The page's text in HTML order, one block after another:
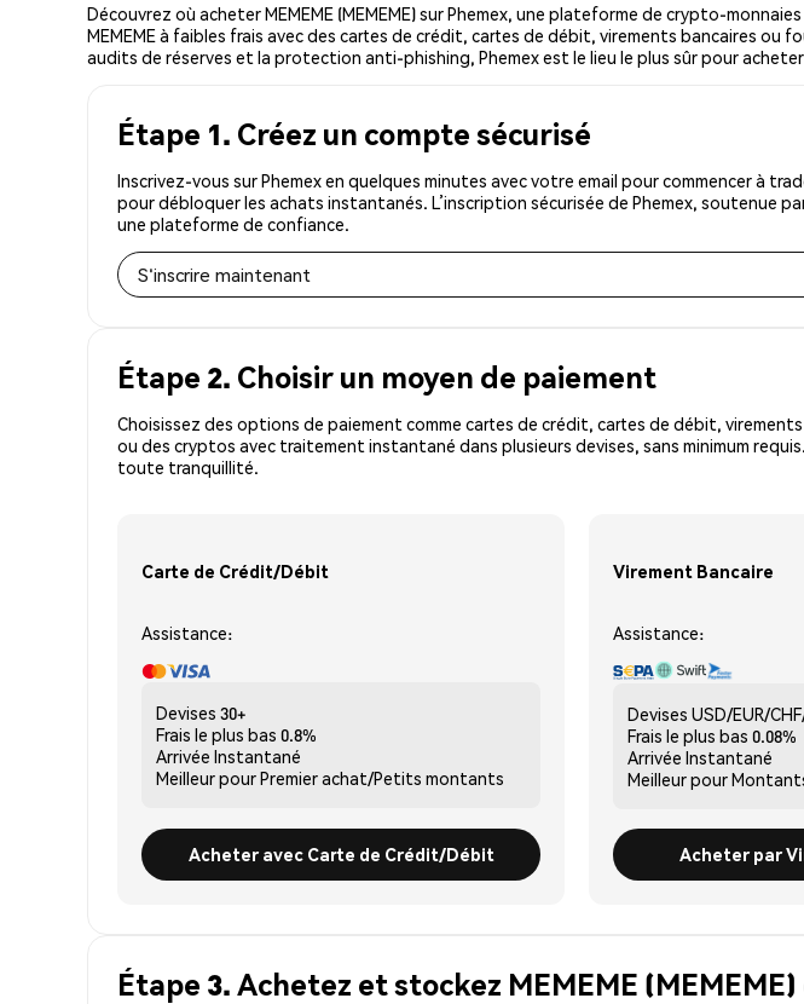
Découvrez où acheter MEMEME (MEMEME) sur Phemex, une plateforme de crypto-
MEMEME à faibles frais avec des cartes de crédit, cartes de débit, virements bancaires ou
audits de réserves et la protection anti-phishing, Phemex est le lieu le plus sûr pour
Étape 1. Créez un compte sécurisé
Inscrivez-vous sur Phemex en quelques minutes avec votre email pour commencer à
pour débloquer les achats instantanés. L’inscription sécurisée de Phemex, soutenue
une plateforme de confiance.
S'inscrire maintenant
Étape 2. Choisir un moyen de paiement
Choisissez des options de paiement comme cartes de crédit, cartes de débit,
ou des cryptos avec traitement instantané dans plusieurs devises, sans minimum
toute tranquillité.
Carte de Crédit/Débit
Assistance:
Devises 30+
Frais le plus bas 0.8%
Arrivée Instantané
Meilleur pourPremier achat/Petits montants
Acheter avec Carte de Crédit/Débit
Virement Bancaire
Assistance:
Devises USD/EUR/
Frais le plus bas 0.08%
Arrivée Instantané
Meilleur pour
Acheter par
Étape 3. Achetez et stockez MEMEME